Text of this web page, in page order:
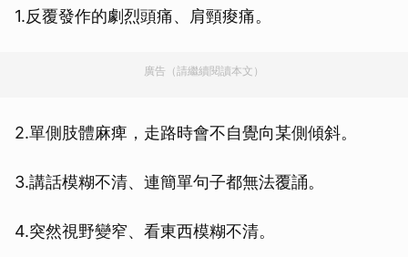
1.反覆發作的劇烈頭痛、肩頸痠痛。
廣告（請繼續閱讀本文）
2.單側肢體麻痺，走路時會不自覺向某側傾斜。
3.講話模糊不清、連簡單句子都無法覆誦。
4.突然視野變窄、看東西模糊不清。